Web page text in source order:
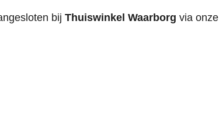
bij Thuiswinkel Waarborg via onze